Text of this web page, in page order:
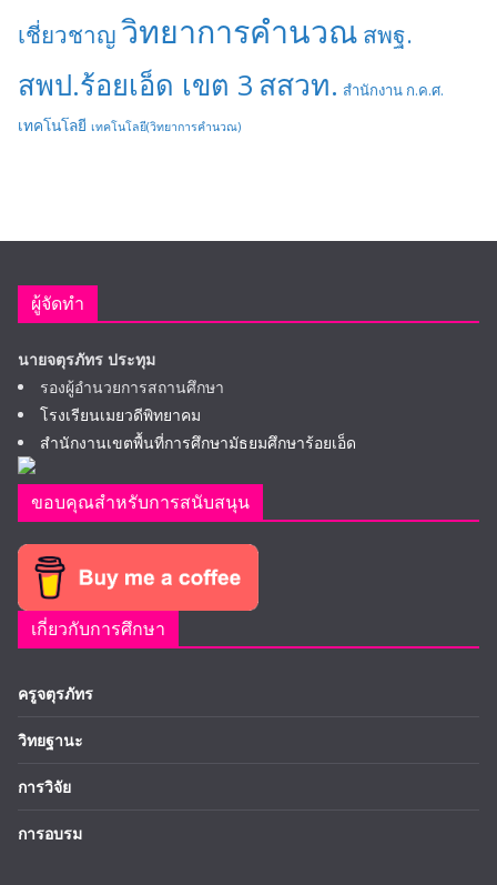
เชี่ยวชาญวิทยาการคำนวณ สพฐ.
สพป.ร้อยเอ็ด เขต 3 สสวท. สำนักงาน ก.ค.ศ.
เทคโนโลยี เทคโนโลยี(วิทยาการคำนวณ)
ผู้จัดทำ
นายจตุรภัทร ประทุม
รองผู้อำนวยการสถานศึกษา
โรงเรียนเมยวดีพิทยาคม
สำนักงานเขตพื้นที่การศึกษามัธยมศึกษาร้อยเอ็ด
ขอบคุณสำหรับการสนับสนุน
เกี่ยวกับการศึกษา
ครูจตุรภัทร
วิทยฐานะ
การวิจัย
การอบรม